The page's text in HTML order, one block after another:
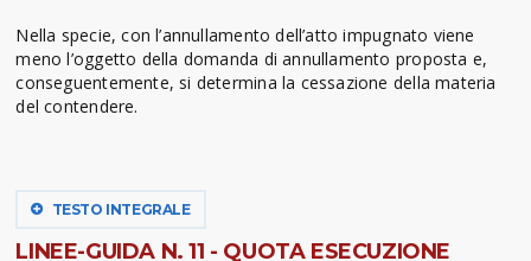
Nella specie, con l’annullamento dell’atto impugnato viene
meno l’oggetto della domanda di annullamento proposta e,
conseguentemente, si determina la cessazione della materia
del contendere.
TESTO INTEGRALE
LINEE-GUIDA N. 11 - QUOTA ESECUZIONE